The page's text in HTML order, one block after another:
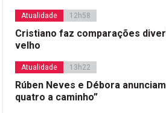
Atualidade 12h58
Cristiano faz comparações
velho
Atualidade 13h22
Rúben Neves e Débora
quatro a caminho”